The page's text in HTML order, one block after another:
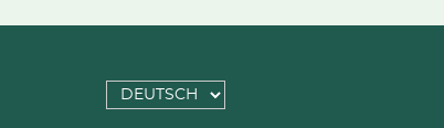
SPRACHE
AUSWÄHLEN